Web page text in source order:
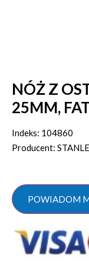
NÓŻ Z
25MM,
Indeks: 104860
Producent:
POWIADOM